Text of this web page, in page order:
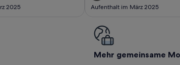
2025 Aufenthalt im März 2025
Mehr gemeinsame